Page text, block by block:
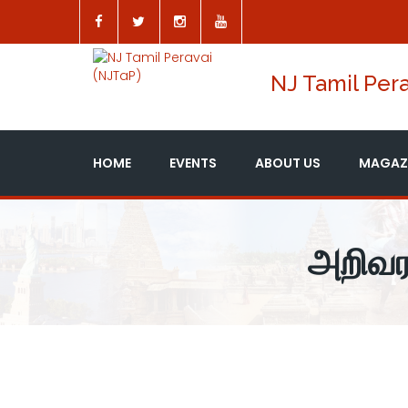
NJ Tamil
HOME EVENTS ABOUT US